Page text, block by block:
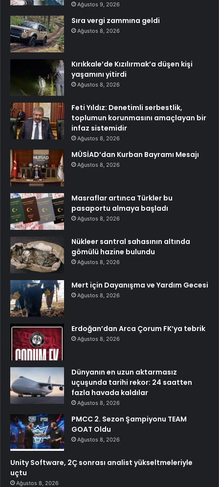
Ağustos 9, 2026
Sıra vergi zammına geldi
Ağustos 8, 2026
Kırıkkale’de Kızılırmak’a düşen kişi
yaşamını yitirdi
Ağustos 8, 2026
Feti Yıldız: Denetimli serbestlik,
toplumun korunmasını amaçlayan bir
infaz sistemidir
Ağustos 8, 2026
MÜSİAD’dan Kurban Bayramı Mesajı
Ağustos 8, 2026
Masraflar artınca Türkler bu
pasaportu almaya başladı
Ağustos 8, 2026
Nükleer santral sahasının altında
gömülü hazine bulundu
Ağustos 8, 2026
Mert için Dayanışma ve Yardım Gecesi
Ağustos 8, 2026
Erdoğan’dan Arca Çorum FK’ya tebrik
Ağustos 8, 2026
Dünyanın en uzun aktarmasız
uçuşunda tarihi rekor: 24 saatten
fazla havada kaldılar
Ağustos 8, 2026
PMCC 2. Sezon Şampiyonu TEAM
GOAT Oldu
Ağustos 8, 2026
Unity Software, 2Ç sonrası analist yükseltmeleriyle
uçtu
Ağustos 8, 2026